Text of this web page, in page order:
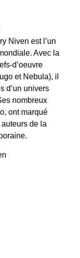
Niven est l’un
Avec la
d’oeuvre
et Nebula), il
d’un univers
nombreux
ont marqué
auteurs de la